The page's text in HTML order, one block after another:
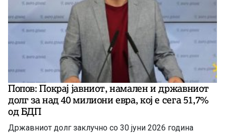
Попов: Покрај јавниот, намален и државниот
долг за над 40 милиони евра, кој e сега 51,7%
од БДП
Државниот долг заклучно со 30 јуни 2026 година